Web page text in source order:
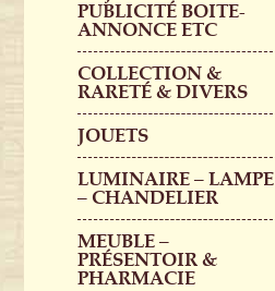
PUBLICITÉ BOITE-
ANNONCE ETC
COLLECTION &
RARETÉ & DIVERS
JOUETS
LUMINAIRE – LAMPE
– CHANDELIER
MEUBLE –
PRÉSENTOIR &
PHARMACIE